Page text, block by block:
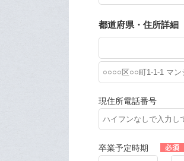
都道府県・住所詳細
現住所電話番号
卒業予定時期